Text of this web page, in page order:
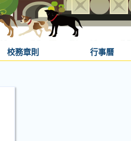
校務章則 行事曆